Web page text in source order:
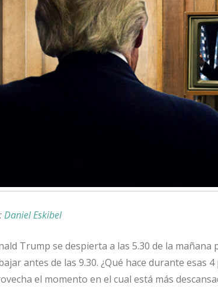
Daniel Eskibel
Trump se despierta a las 5.30 de la
antes de las 9.30. ¿Qué hace durante esas
el momento en el cual está más